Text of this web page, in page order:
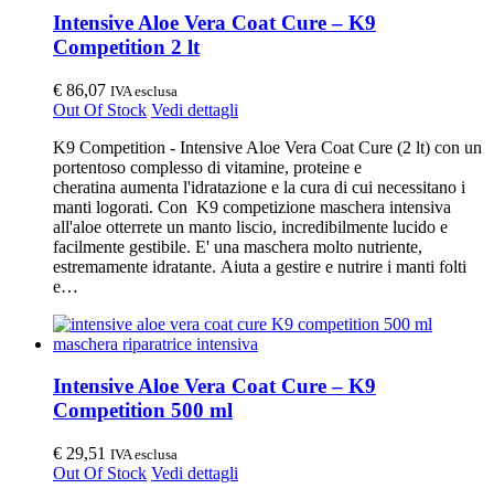
Intensive Aloe Vera Coat Cure – K9
Competition 2 lt
€ 86,07 IVA esclusa
Out Of Stock Vedi dettagli
K9 Competition - Intensive Aloe Vera Coat Cure (2 lt) con un
portentoso complesso di vitamine, proteine e
cheratina aumenta l'idratazione e la cura di cui necessitano i
manti logorati. Con K9 competizione maschera intensiva
all'aloe otterrete un manto liscio, incredibilmente lucido e
facilmente gestibile. E' una maschera molto nutriente,
estremamente idratante. Aiuta a gestire e nutrire i manti folti
e…
Intensive Aloe Vera Coat Cure – K9
Competition 500 ml
€ 29,51 IVA esclusa
Out Of Stock Vedi dettagli